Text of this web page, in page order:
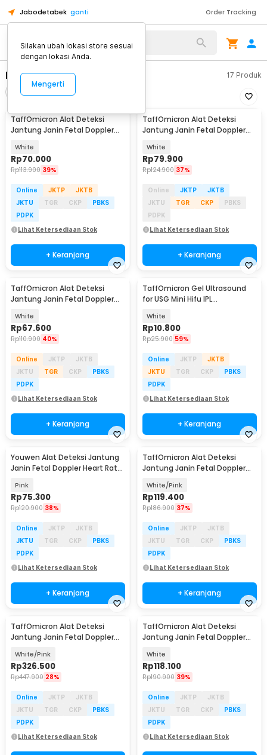
Jabodetabek ganti Order Tracking
Alat Kopi
Fetal Doppler 17 Produk
Urutkan
TaffOmicron Alat Deteksi
Jantung Janin Fetal Doppler
White
Rp70.000
Rp113.900 39%
Online JKTP
JKTB
JKTU
TGR CKP
PBKS
PDPK
Lihat Ketersediaan Stok
+ Keranjang
TaffOmicron Alat Deteksi
Jantung Janin Fetal Doppler
White
Rp79.900
Rp124.900 37%
Online JKTP
JKTB
JKTU
TGR CKP
PBKS
PDPK
Lihat Ketersediaan Stok
+ Keranjang
TaffOmicron Alat Deteksi
Jantung Janin Fetal Doppler
White
Rp67.600
Rp110.900 40%
Online JKTP
JKTB
JKTU
TGR CKP
PBKS
PDPK
Lihat Ketersediaan Stok
+ Keranjang
TaffOmicron Gel Ultrasound
for USG Mini Hifu IPL
White
Rp10.800
Rp25.900 59%
Online JKTP
JKTB
JKTU
TGR CKP
PBKS
PDPK
Lihat Ketersediaan Stok
+ Keranjang
Youwen Alat Deteksi Jantung
Janin Fetal Doppler Heart Rate
Pink
Rp75.300
Rp120.900 38%
Online JKTP
JKTB
JKTU
TGR CKP
PBKS
PDPK
Lihat Ketersediaan Stok
+ Keranjang
TaffOmicron Alat Deteksi
Jantung Janin Fetal Doppler
White/Pink
Rp119.400
Rp186.900 37%
Online JKTP
JKTB
JKTU
TGR CKP
PBKS
PDPK
Lihat Ketersediaan Stok
+ Keranjang
TaffOmicron Alat Deteksi
Jantung Janin Fetal Doppler
White/Pink
Rp326.500
Rp447.900 28%
Online JKTP
JKTB
JKTU
TGR CKP
PBKS
PDPK
Lihat Ketersediaan Stok
TaffOmicron Alat Deteksi
Jantung Janin Fetal Doppler
White
Rp118.100
Rp190.900 39%
Online JKTP
JKTB
JKTU
TGR CKP
PBKS
PDPK
Lihat Ketersediaan Stok
Silakan ubah lokasi store sesuai
dengan lokasi Anda.
Mengerti